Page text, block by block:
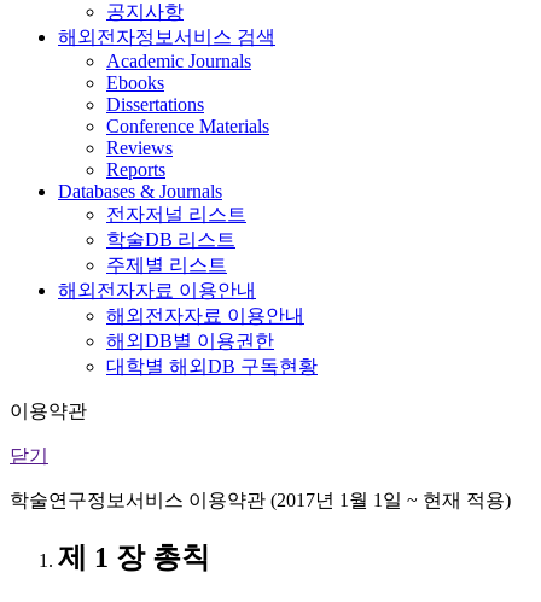
공지사항
해외전자정보서비스 검색
Academic Journals
Ebooks
Dissertations
Conference Materials
Reviews
Reports
Databases & Journals
전자저널 리스트
학술DB 리스트
주제별 리스트
해외전자자료 이용안내
해외전자자료 이용안내
해외DB별 이용권한
대학별 해외DB 구독현황
이용약관
닫기
학술연구정보서비스 이용약관 (2017년 1월 1일 ~ 현재 적용)
제 1 장 총칙